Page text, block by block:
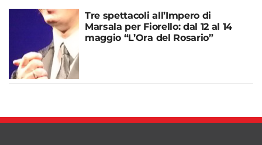
Tre spettacoli all’Impero di
Marsala per Fiorello: dal 12 al 14
maggio “L’Ora del Rosario”